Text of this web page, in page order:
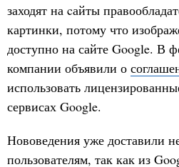
заходят на cайты
картинки, потому что
доступно на сайте Google. В
компании объявили о
использовать
сервисах Google.
Нововедения уже доставили
пользователям, так как из